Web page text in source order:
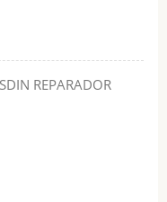
REPARADOR